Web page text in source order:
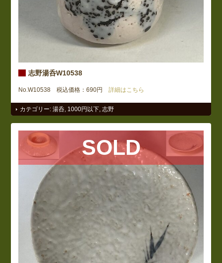
志野湯呑W10538
No.W10538 税込価格：690円 詳細はこちら
カテゴリー:湯呑 1000円以下 ,志野
SOLD